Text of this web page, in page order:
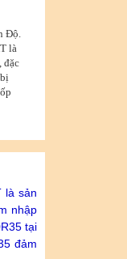
Độ.
là
đặc
là sản
nhập
tại
đảm